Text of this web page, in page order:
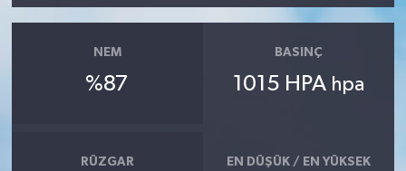
NEM
%87
BASINÇ
1015 HPA hpa
RÜZGAR EN DÜŞÜK / EN YÜKSEK